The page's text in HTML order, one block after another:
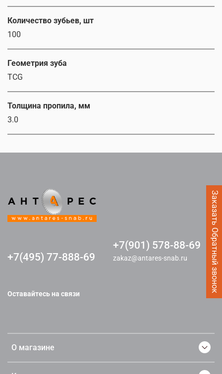
Заказать Обратный звонок
Количество зубьев, шт
100
Геометрия зуба
TCG
Толщина пропила, мм
3.0
О магазине
+7(495) 77-888-69
+7(901) 578-88-69
zakaz@antares-snab.ru
Оставайтесь на связи